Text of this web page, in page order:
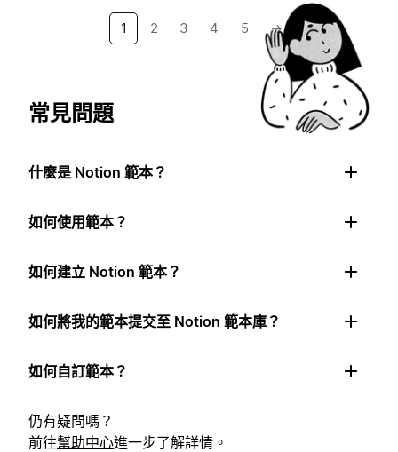
1 2 3 4 5 →
常見問題
什麼是 Notion 範本？
如何使用範本？
如何建立 Notion 範本？
如何將我的範本提交至 Notion 範本庫？
如何自訂範本？
仍有疑問嗎？
前往幫助中心進一步了解詳情。